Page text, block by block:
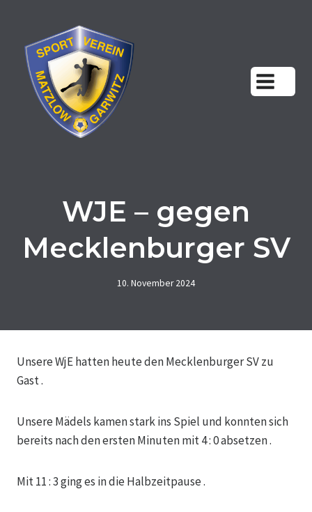
springen
WJE – gegen
Mecklenburger SV
10. November 2024
Unsere WjE hatten heute den Mecklenburger SV zu
Gast .
Unsere Mädels kamen stark ins Spiel und konnten sich
bereits nach den ersten Minuten mit 4 : 0 absetzen .
Mit 11 : 3 ging es in die Halbzeitpause .